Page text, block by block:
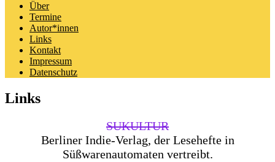
Über
Termine
Autor*innen
Links
Kontakt
Impressum
Datenschutz
Links
SUKULTUR
Berliner Indie-Verlag, der Lesehefte in
Süßwarenautomaten vertreibt.